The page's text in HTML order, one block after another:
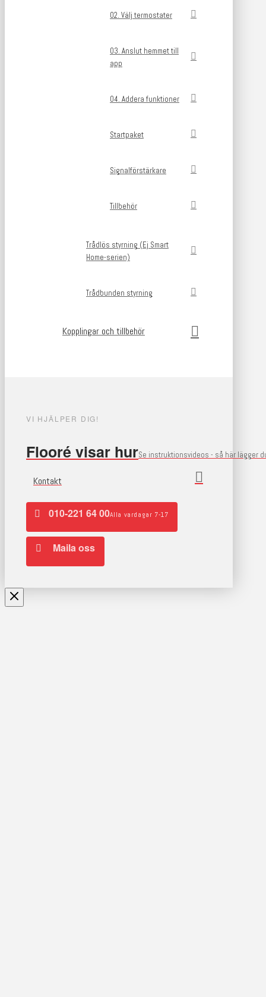
02. Välj termostater
03. Anslut hemmet till
app
04. Addera funktioner
Startpaket
Signalförstärkare
Tillbehör
Trådlös styrning (Ej Smart
Home-serien)
Trådbunden styrning
Kopplingar och tillbehör
VI HJÄLPER DIG!
Flooré visar hurSe instruktionsvideos - så här lägger
Kontakt
010-221 64 00Alla vardagar 7-17
Maila oss